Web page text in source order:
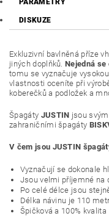
PARAMETRY
DISKUZE
Exkluzivní bavlněná příze
jiných doplňků.Nejedná
tomu se vyznačuje
vlastnosti oceníte při
koberečků a podložek a
Špagáty JUSTIN jsou
zahraničními špagáty
V čem jsou JUSTIN
Vyznačují se dokonale
Jsou velmi příjemné na
Po celé délce jsou
Délka návinu je 110
Špičková a 100% kvalita